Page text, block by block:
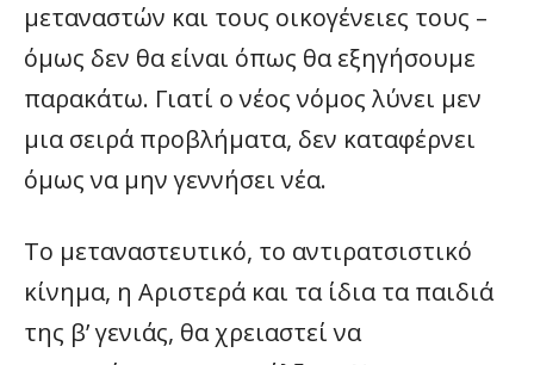
μεταναστών και τους οικογένειες τους –
όμως δεν θα είναι όπως θα εξηγήσουμε
παρακάτω. Γιατί ο νέος νόμος λύνει μεν
μια σειρά προβλήματα, δεν καταφέρνει
όμως να μην γεννήσει νέα.
Το μεταναστευτικό, το αντιρατσιστικό
κίνημα, η Αριστερά και τα ίδια τα παιδιά
της β’ γενιάς, θα χρειαστεί να